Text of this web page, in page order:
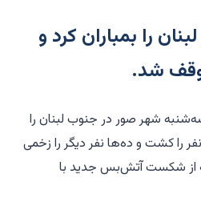
را بمباران کرد و
شد.
شهر صور در جنوب لبنان را
را کشت و ده‌ها نفر دیگر را زخمی
از شکست آتش‌بس جدید با